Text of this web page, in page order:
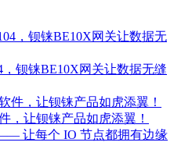
，钡铼BE10X网关让数据无缝
，让钡铼产品如虎添翼！